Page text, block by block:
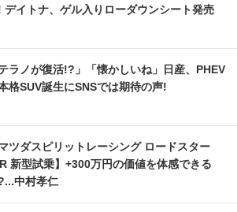
デイトナ、ゲル入りローダウンシート発売
テラノが復活!?」「懐かしいね」日産、PHEV
格SUV誕生にSNSでは期待の声!
マツダスピリットレーシング ロードスター
新型試乗】+300万円の価値を体感できる
中村孝仁